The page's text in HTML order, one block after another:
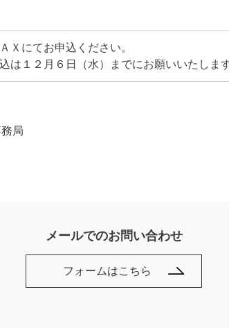
Ｘにてお申込ください。
は１２月６日（水）までにお願いいたします
局
メールでのお問い合わせ
フォームはこちら